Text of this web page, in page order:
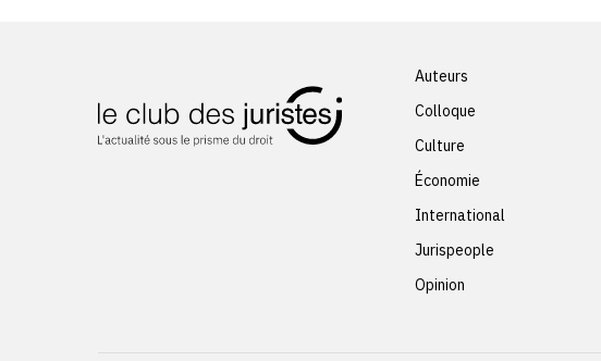
Auteurs
Colloque
Culture
Économie
International
Jurispeople
Opinion